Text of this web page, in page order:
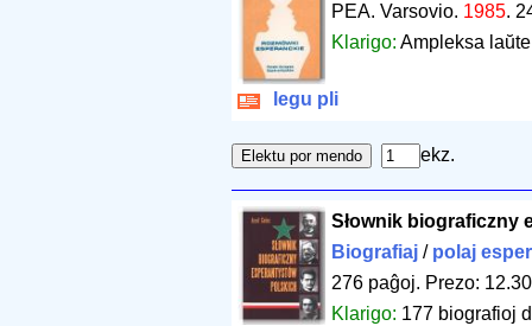
PEA. Varsovio. 1985.
Klarigo: Ampleksa
legu pli
ekz.
Słownik biograficzny
Biografiaj/ polaj
276 paĝoj. Prezo:
Klarigo: 177 biografioj